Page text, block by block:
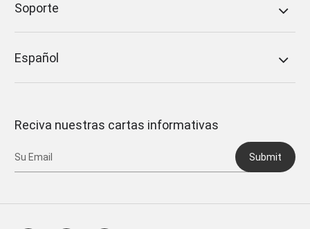
Soporte
Español
Reciva nuestras cartas informativas
Submit